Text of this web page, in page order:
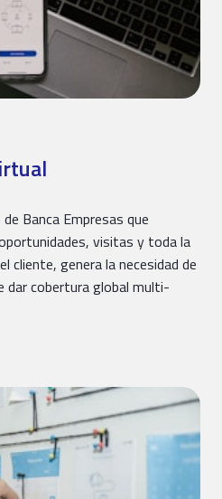
Banca Empresas que
visitas y toda la
cliente, genera la necesidad de
dar cobertura global multi-